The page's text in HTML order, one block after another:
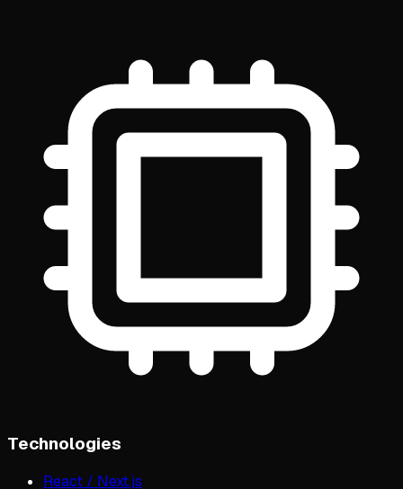
Technologies
React / Next.js